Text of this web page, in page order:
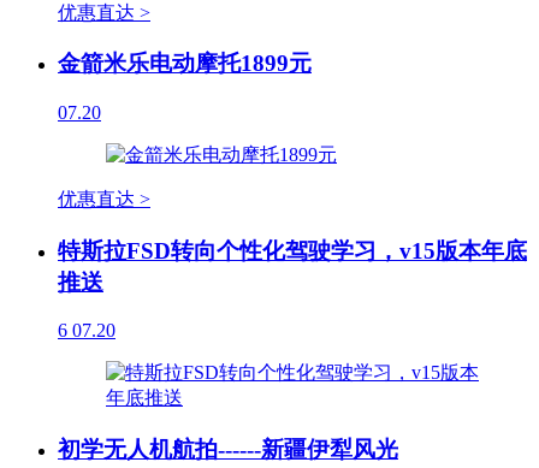
优惠直达 >
金箭米乐电动摩托1899元
07.20
优惠直达 >
特斯拉FSD转向个性化驾驶学习，v15版本年底
推送
6 07.20
初学无人机航拍------新疆伊犁风光